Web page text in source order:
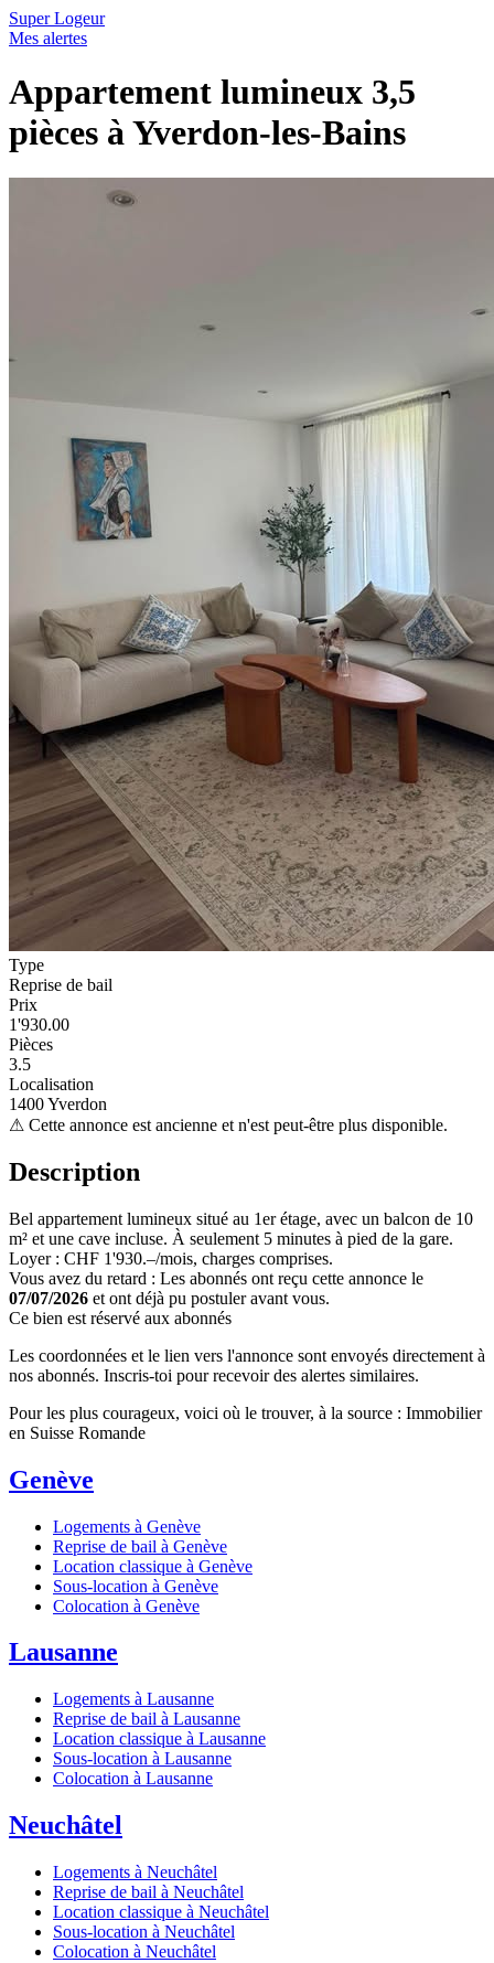
Super Logeur
Mes alertes
Appartement lumineux 3,5
pièces à Yverdon-les-Bains
Type
Reprise de bail
Prix
1'930.00
Pièces
3.5
Localisation
1400 Yverdon
⚠ Cette annonce est ancienne et n'est peut-être plus disponible.
Description
Bel appartement lumineux situé au 1er étage, avec un balcon de 10
m² et une cave incluse. À seulement 5 minutes à pied de la gare.
Loyer : CHF 1'930.–/mois, charges comprises.
Vous avez du retard : Les abonnés ont reçu cette annonce le
07/07/2026 et ont déjà pu postuler avant vous.
Ce bien est réservé aux abonnés
Les coordonnées et le lien vers l'annonce sont envoyés directement à
nos abonnés. Inscris-toi pour recevoir des alertes similaires.
Pour les plus courageux, voici où le trouver, à la source : Immobilier
en Suisse Romande
Genève
Logements à Genève
Reprise de bail à Genève
Location classique à Genève
Sous-location à Genève
Colocation à Genève
Lausanne
Logements à Lausanne
Reprise de bail à Lausanne
Location classique à Lausanne
Sous-location à Lausanne
Colocation à Lausanne
Neuchâtel
Logements à Neuchâtel
Reprise de bail à Neuchâtel
Location classique à Neuchâtel
Sous-location à Neuchâtel
Colocation à Neuchâtel